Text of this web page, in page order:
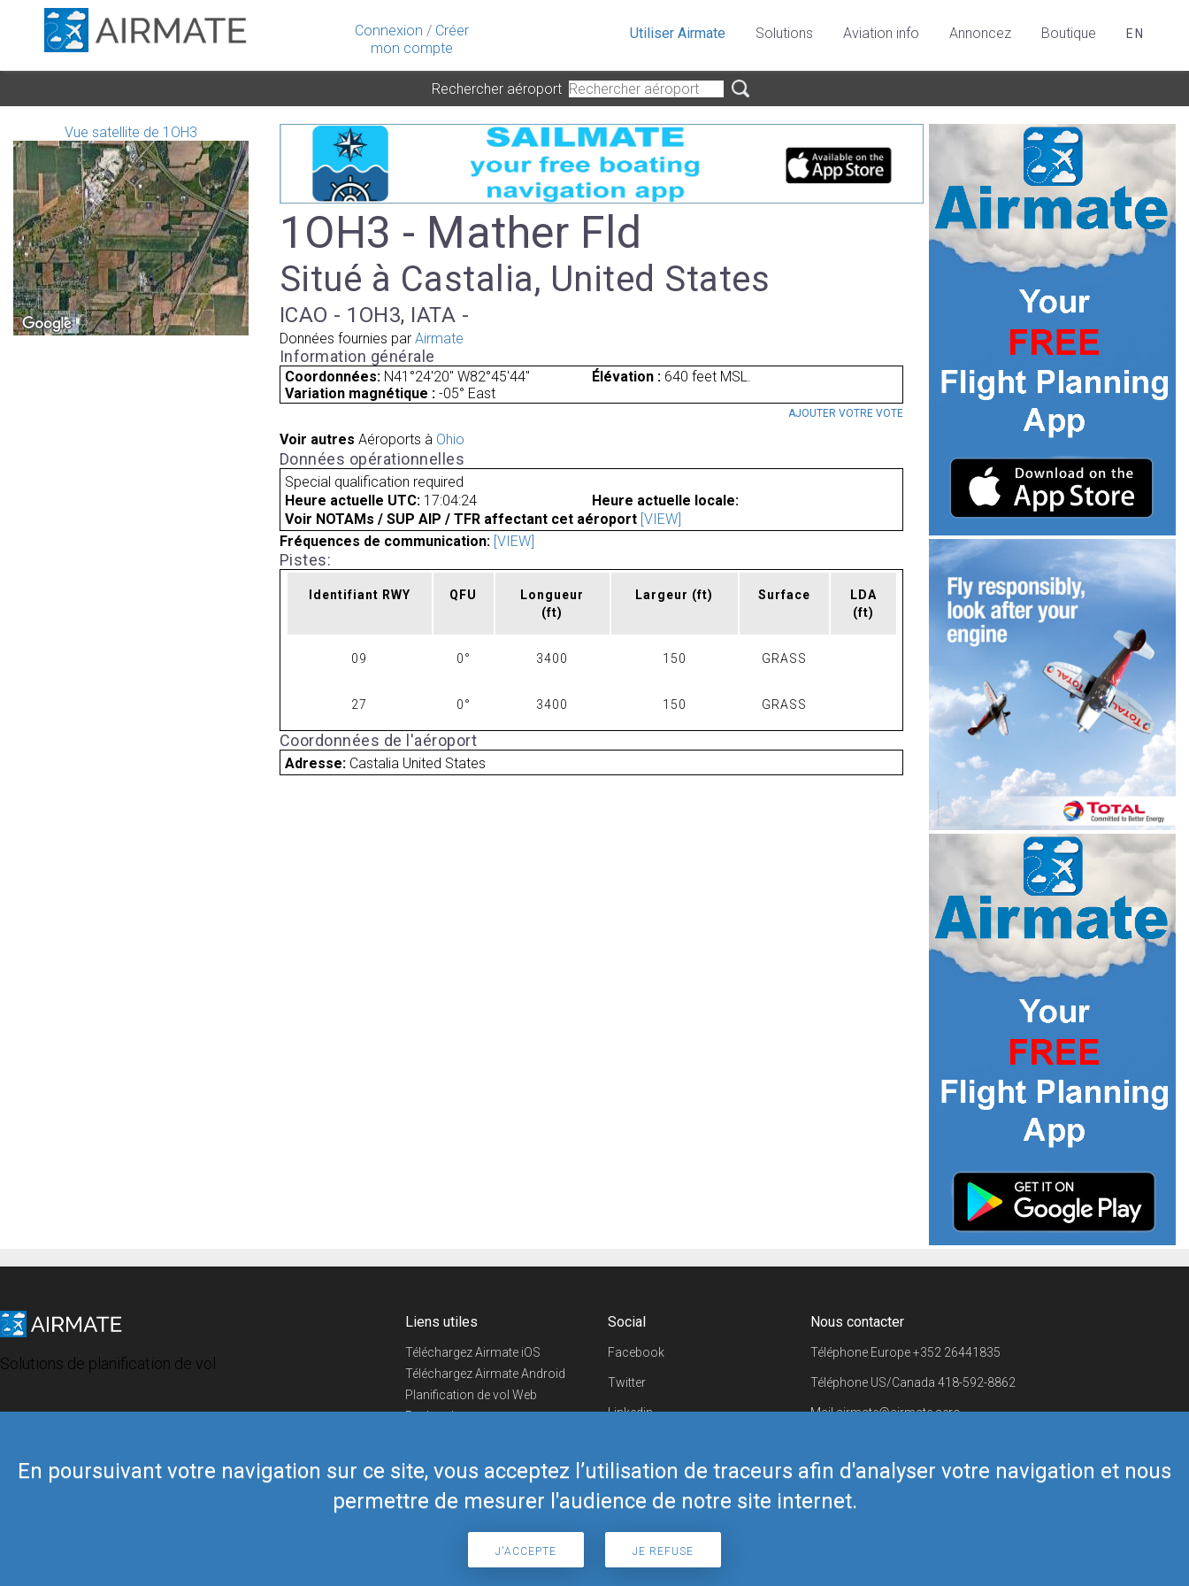
Connexion / Créer
mon compte
En poursuivant votre navigation sur ce site, vous acceptez l’utilisation de traceurs afin d'analyser votre navigation et nous
permettre de mesurer l'audience de notre site internet.
J'ACCEPTE JE REFUSE
Utiliser Airmate Solutions Aviation info Annoncez Boutique EN
Rechercher aéroport
Vue satellite de 1OH3
1OH3 - Mather Fld
Situé à Castalia, United States
ICAO - 1OH3, IATA -
Données fournies par Airmate
Information générale
Coordonnées: N41°24'20" W82°45'44" Élévation :640 feet MSL.
Variation magnétique : -05° East
AJOUTER VOTRE VOTE
Voir autres Aéroports à Ohio
Données opérationnelles
Special qualification required
Heure actuelle UTC: 17:04:24
Heure actuelle locale:
Voir NOTAMs / SUP AIP / TFR affectant cet aéroport [VIEW]
Fréquences de communication: [VIEW]
Pistes:
Identifiant RWY QFU
Longueur
(ft)
Largeur (ft) Surface
LDA
(ft)
09 0° 3400 150 GRASS
27 0° 3400 150 GRASS
Coordonnées de l'aéroport
Adresse: Castalia United States
Solutions de planification de vol
Liens utiles
Téléchargez Airmate iOS
Téléchargez Airmate Android
Planification de vol Web
Recherche
Boutique Airmate
Social
Facebook
Twitter
Linkedin
Telegram
Nous contacter
Téléphone Europe+352 26441835
Téléphone US/Canada 418-592-8862
Mailairmate@airmate.aero